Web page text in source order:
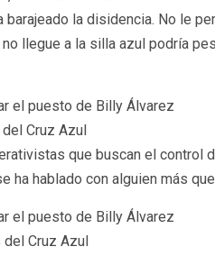
la disidencia. No le
llegue a la silla azul podría
Cruz Azul
que buscan el control
ha hablado con alguien más
Cruz Azul